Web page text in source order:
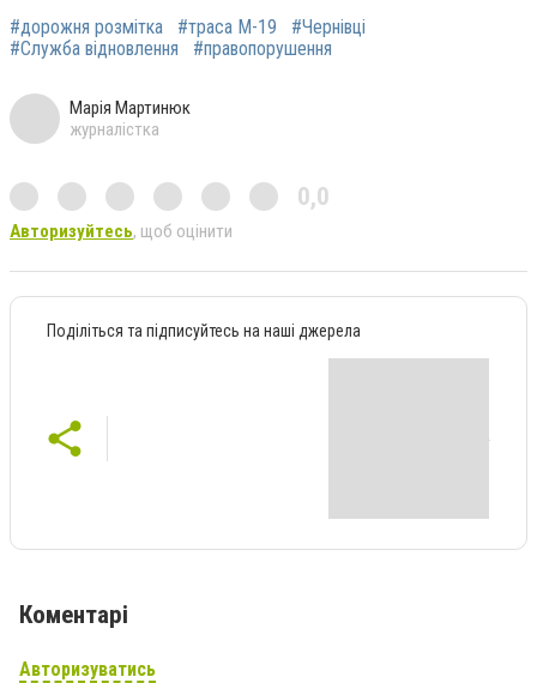
#дорожня розмітка #траса М-19
#Чернівці
#Служба відновлення
#правопорушення
Марія Мартинюк
журналістка
0,0
Авторизуйтесь, щоб оцінити
Поділіться та підписуйтесь на наші джерела
Коментарі
Авторизуватись